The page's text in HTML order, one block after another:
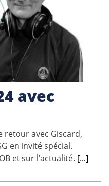
avec
retour avec Giscard,
en invité spécial.
et sur l'actualité. [...]